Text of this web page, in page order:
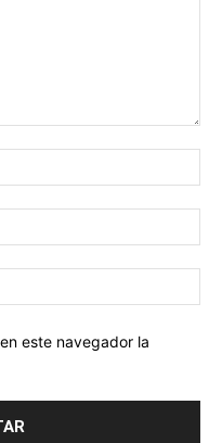
este navegador la